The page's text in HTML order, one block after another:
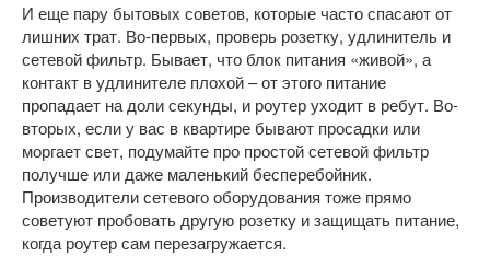
И еще пару бытовых советов, которые часто спасают от
лишних трат. Во-первых, проверь розетку, удлинитель и
сетевой фильтр. Бывает, что блок питания «живой», а
контакт в удлинителе плохой – от этого питание
пропадает на доли секунды, и роутер уходит в ребут. Во-
вторых, если у вас в квартире бывают просадки или
моргает свет, подумайте про простой сетевой фильтр
получше или даже маленький бесперебойник.
Производители сетевого оборудования тоже прямо
советуют пробовать другую розетку и защищать питание,
когда роутер сам перезагружается.